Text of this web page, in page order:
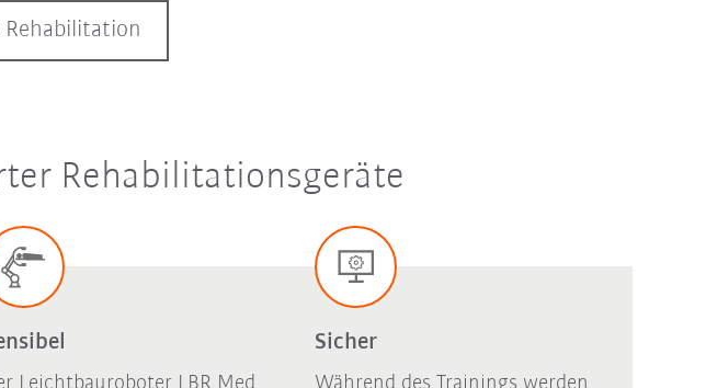
Rehabilitation
Rehabilitationsgeräte
Leichtbauroboter LBR Med
Sicher
Während des Trainings werden